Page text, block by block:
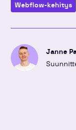
Linkedinissä
Twitterissä
Webflow-kehitys
Janne